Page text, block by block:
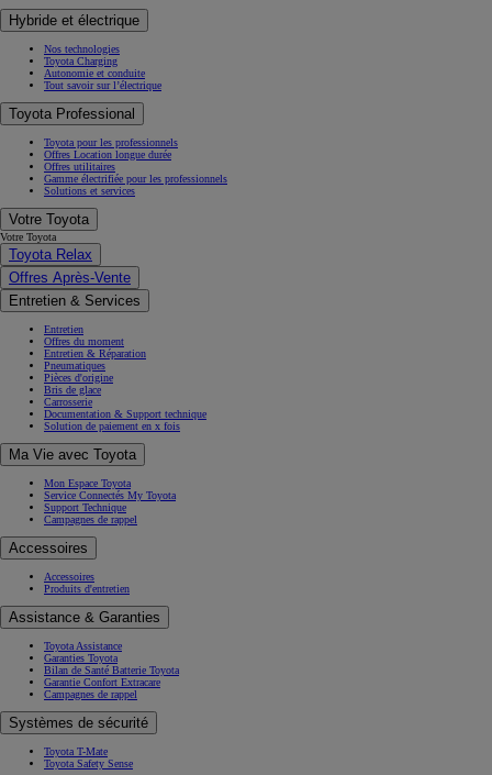
Hybride et électrique
Nos technologies
Toyota Charging
Autonomie et conduite
Tout savoir sur l’électrique
Toyota Professional
Toyota pour les professionnels
Offres Location longue durée
Offres utilitaires
Gamme électrifiée pour les professionnels
Solutions et services
Votre Toyota
Votre Toyota
Toyota Relax
Offres Après-Vente
Entretien & Services
Entretien
Offres du moment
Entretien & Réparation
Pneumatiques
Pièces d'origine
Bris de glace
Carrosserie
Documentation & Support technique
Solution de paiement en x fois
Ma Vie avec Toyota
Mon Espace Toyota
Service Connectés My Toyota
Support Technique
Campagnes de rappel
Accessoires
Accessoires
Produits d'entretien
Assistance & Garanties
Toyota Assistance
Garanties Toyota
Bilan de Santé Batterie Toyota
Garantie Confort Extracare
Campagnes de rappel
Systèmes de sécurité
Toyota T-Mate
Toyota Safety Sense